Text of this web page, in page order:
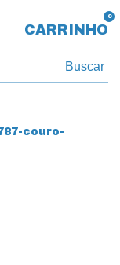
CARRINHO
0
Buscar
couro-